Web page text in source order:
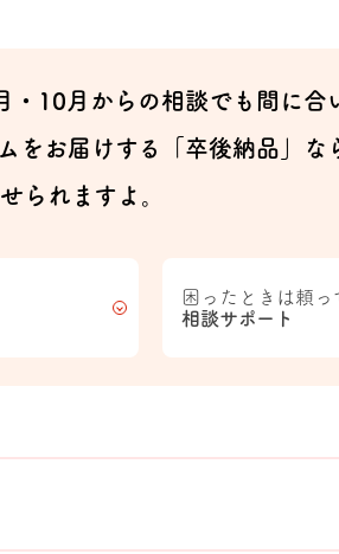
・10月からの相談でも間に合
をお届けする「卒後納品」
られますよ。
困ったときは頼っ
相談サポート